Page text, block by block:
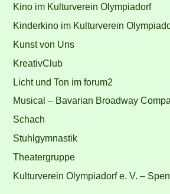
Kino im Kulturverein Olympiadorf
Kinderkino im Kulturverein
Kunst von Uns
KreativClub
Licht und Ton im forum2
Musical – Bavarian Broadway
Schach
Stuhlgymnastik
Theatergruppe
Kulturverein Olympiadorf e. V. –